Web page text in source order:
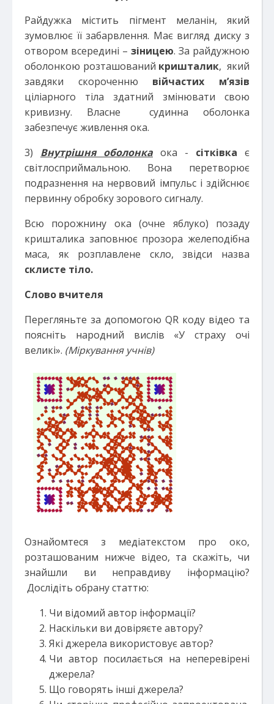
Райдужка містить пігмент меланін, який
зумовлює її забарвлення. Має вигляд диску з
отвором всередині – зіницею. За райдужною
оболонкою розташований кришталик, який
завдяки скороченню війчастих м’язів
ціліарного тіла здатний змінювати свою
кривизну. Власне судинна оболонка
забезпечує живлення ока.
3) Внутрішня оболонка ока - сітківка є
світлосприймальною. Вона перетворює
подразнення на нервовий імпульс і здійснює
первинну обробку зорового сигналу.
Всю порожнину ока (очне яблуко) позаду
кришталика заповнює прозора желеподібна
маса, як розплавлене скло, звідси назва
склисте тіло.
Слово вчителя
Перегляньте за допомогою QR коду відео та
поясніть народний вислів «У страху очі
великі». (Міркування учнів)
Ознайомтеся з медіатекстом про око,
розташованим нижче відео, та скажіть, чи
знайшли ви неправдиву інформацію?
Дослідіть обрану статтю:
Чи відомий автор інформації?
Наскільки ви довіряєте автору?
Які джерела використовує автор?
Чи автор посилається на неперевірені
джерела?
Що говорять інші джерела?